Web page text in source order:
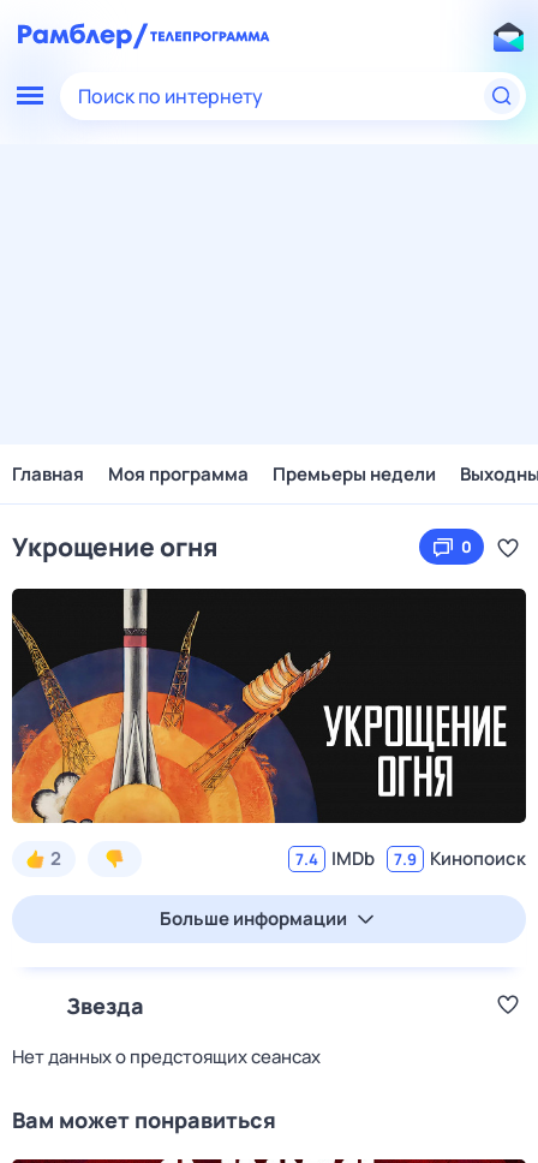
Поиск по интернету
Главная Моя программа Премьеры недели
Укрощение огня 0
2 7.4 IMDb 7.9 Кинопоиск
Больше информации
Звезда
Нет данных о предстоящих сеансах
Вам может понравиться